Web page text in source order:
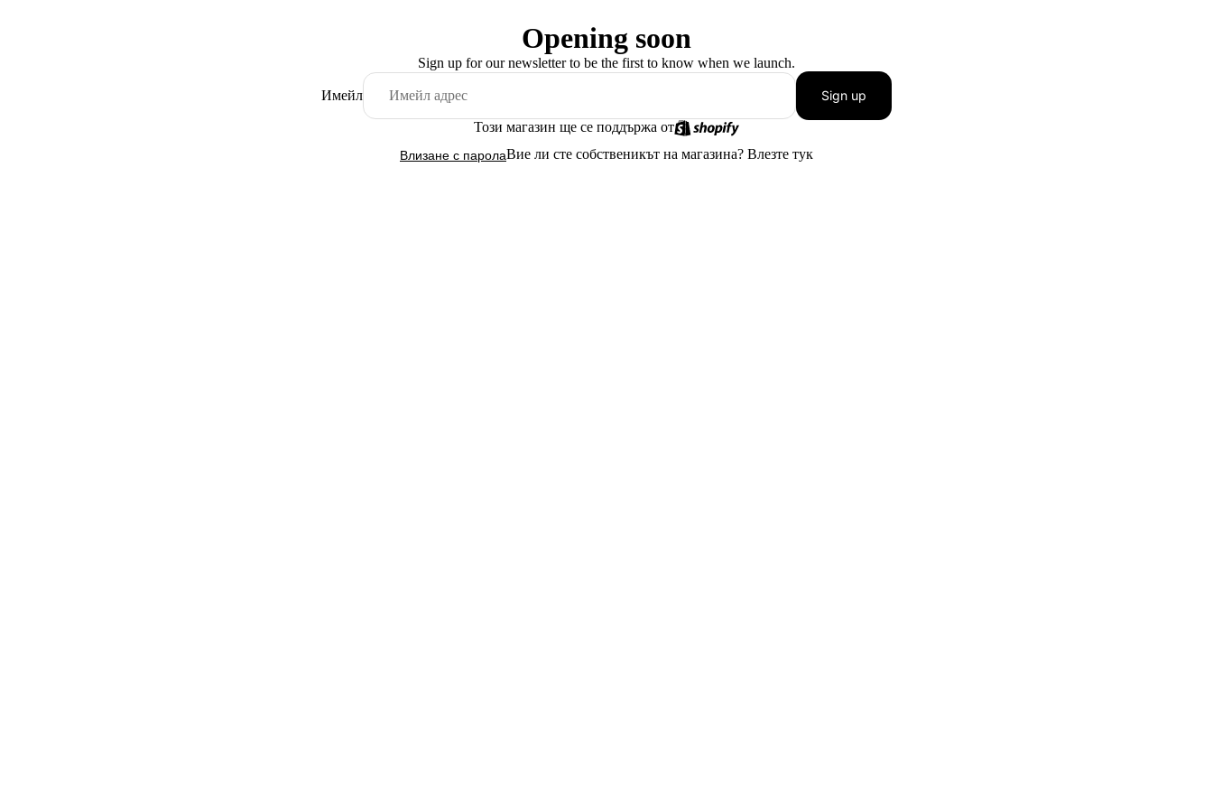
Opening soon
Sign up for our newsletter to be the first to know when we launch.
Имейл Sign up
Този магазин ще се поддържа от
Влизане с паролаВие ли сте собственикът на магазина? Влезте тук